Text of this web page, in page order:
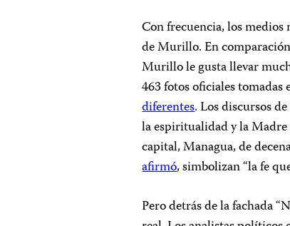
Con frecuencia, los medios
de Murillo. En
Murillo le gusta llevar
463 fotos oficiales
diferentes. Los discursos
la espiritualidad y la
capital, Managua, de
afirmó, simbolizan “la fe
Pero detrás de la fachada